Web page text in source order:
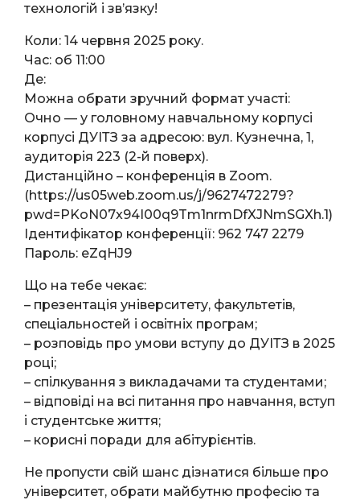
технологій і зв’язку!
Коли: 14 червня 2025 року.
Час: об 11:00
Де:
Можна обрати зручний формат участі:
Очно — у головному навчальному корпусі
корпусі ДУІТЗ за адресою: вул. Кузнечна, 1,
аудиторія 223 (2-й поверх).
Дистанційно – конференція в Zoom.
(https://us05web.zoom.us/j/9627472279?
pwd=PKoN07x94I00q9Tm1nrmDfXJNmSGXh.1)
Ідентифікатор конференції: 962 747 2279
Пароль: eZqHJ9
Що на тебе чекає:
– презентація університету, факультетів,
спеціальностей і освітніх програм;
– розповідь про умови вступу до ДУІТЗ в 2025
році;
– спілкування з викладачами та студентами;
– відповіді на всі питання про навчання, вступ
і студентське життя;
– корисні поради для абітурієнтів.
Не пропусти свій шанс дізнатися більше про
університет, обрати майбутню професію та